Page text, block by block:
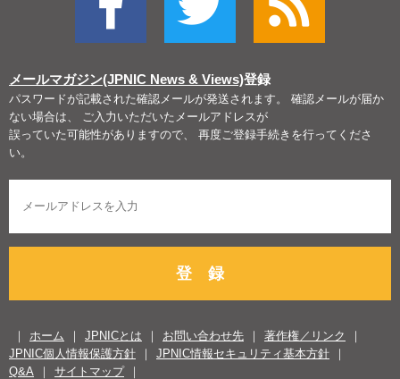
メールマガジン(JPNIC News & Views)登録
パスワードが記載された確認メールが発送されます。 確認メールが届か
ない場合は、 ご入力いただいたメールアドレスが
誤っていた可能性がありますので、 再度ご登録手続きを行ってくださ
い。
登 録
ホーム JPNICとは お問い合わせ先
著作権／リンク
JPNIC個人情報保護方針
JPNIC情報セキュリティ基本方針
Q&A
サイトマップ